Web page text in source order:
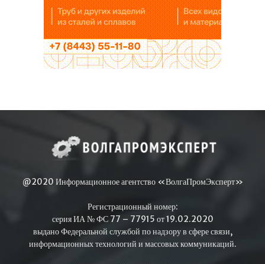
@2020 Информационное агентство «ВолгаПромЭксперт»
Регистрационный номер:
серия ИА № ФС 77 – 77915 от 19.02.2020
выдано Федеральной службой по надзору в сфере связи,
информационных технологий и массовых коммуникаций.